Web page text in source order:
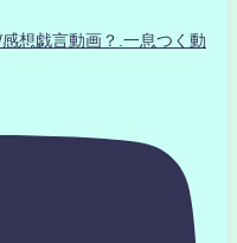
戯言動画？.一息つく動